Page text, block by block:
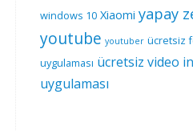
windows 10 Xiaomi yapay
youtube youtuber ücretsiz
uygulaması ücretsiz video
uygulaması